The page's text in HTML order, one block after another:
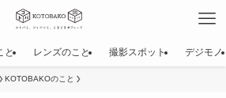
と レンズのこと 撮影スポット デジモノ
KOTOBAKOのこと